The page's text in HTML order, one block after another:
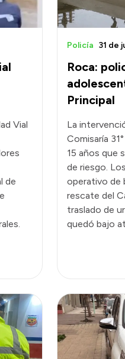
Vial
de
Roca:
Principal
Policía 31 de
La
Comisaría
15 años que
de riesgo.
operativo de
rescate del
traslado de
quedó bajo